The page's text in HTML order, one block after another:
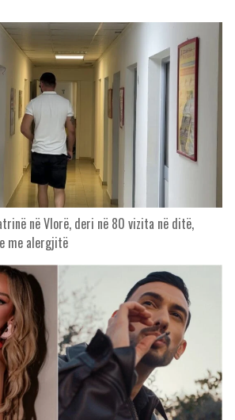
në Vlorë, deri në 80 vizita në ditë,
me alergjitë